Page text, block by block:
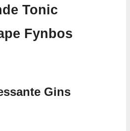
Tonic
Fynbos
Gins